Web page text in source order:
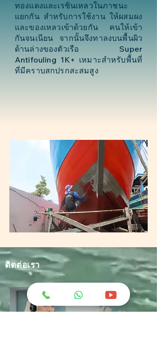
ทองแดงและเรซินเหลวในภาชนะ
แยกกัน สำหรับการใช้งาน ให้ผสมผง
และของเหลวเข้าด้วยกัน คนให้เข้า
กันจนเนียน จากนั้นจึงทาลงบนพื้นผิว
ด้านล่างของตัวเรือ Super
Antifouling 1K+ เหมาะสำหรับพื้นที่
ที่มีคราบสกปรกสะสมสูง
ติดต่อเรา